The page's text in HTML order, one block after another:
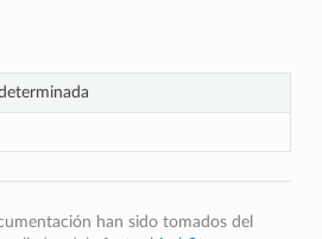
han sido tomados del